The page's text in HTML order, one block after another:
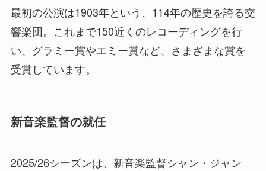
最初の公演は1903年という、114年の歴史を誇る交
響楽団。これまで150近くのレコーディングを行
い、グラミー賞やエミー賞など、さまざまな賞を
受賞しています。
新音楽監督の就任
2025/26シーズンは、新音楽監督シャン・ジャン